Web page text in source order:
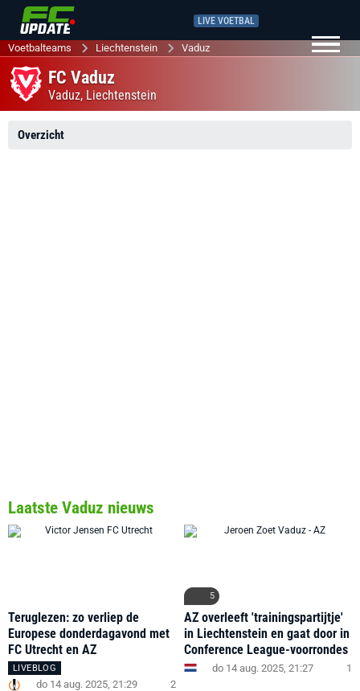
LIVE VOETBAL
Voetbalteams Liechtenstein Vaduz
FC Vaduz
Vaduz, Liechtenstein
Overzicht
Laatste Vaduz nieuws
Teruglezen: zo verliep de
Europese donderdagavond met
FC Utrecht en AZ
LIVEBLOG
do 14 aug. 2025, 21:29 2
5
AZ overleeft 'trainingspartijtje'
in Liechtenstein en gaat door in
Conference League-voorrondes
do 14 aug. 2025, 21:27 1